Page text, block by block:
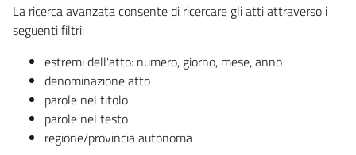
La ricerca avanzata consente di ricercare gli atti attraverso i
seguenti filtri:
estremi dell'atto: numero, giorno, mese, anno
denominazione atto
parole nel titolo
parole nel testo
regione/provincia autonoma